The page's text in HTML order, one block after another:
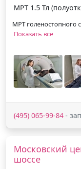
МРТ 1.5 Тл
МРТ голеностопного
Показать все
(495) 065-99-84 -
Московский
шоссе